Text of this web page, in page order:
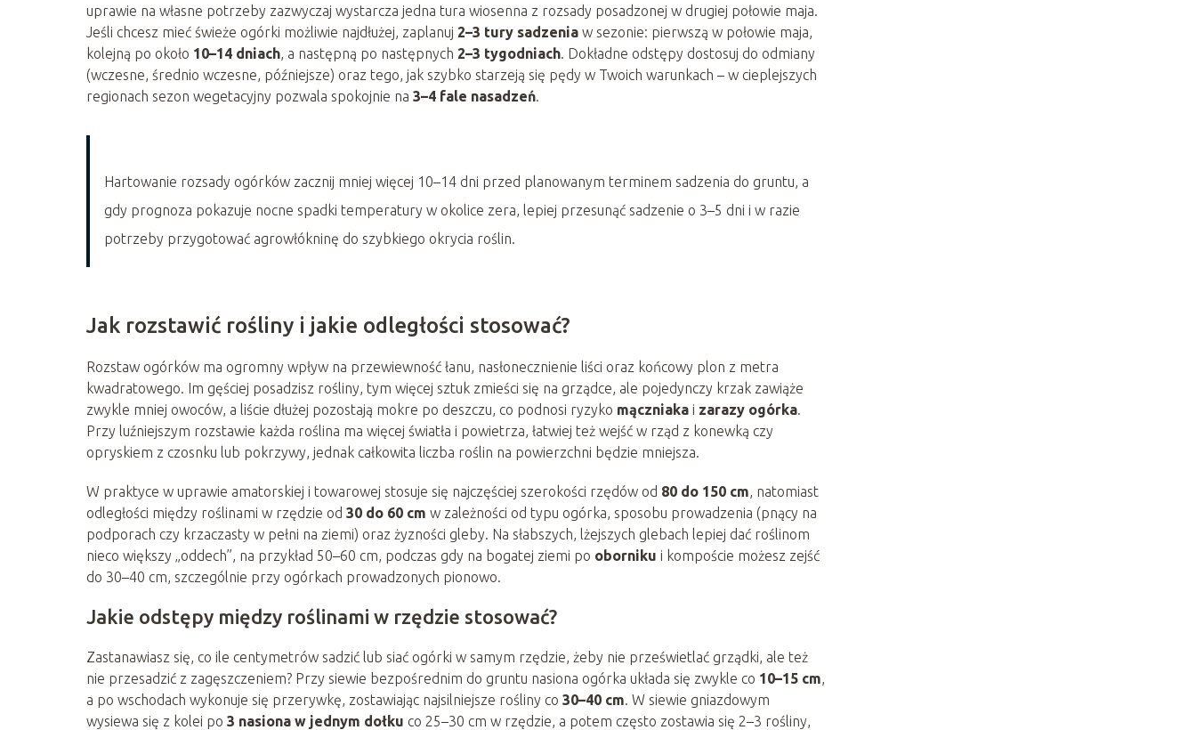
uprawie na własne potrzeby zazwyczaj wystarcza jedna tura wiosenna z rozsady posadzonej w drugiej połowie maja.
Jeśli chcesz mieć świeże ogórki możliwie najdłużej, zaplanuj 2–3 tury sadzenia w sezonie: pierwszą w połowie maja,
kolejną po około 10–14 dniach, a następną po następnych 2–3 tygodniach. Dokładne odstępy dostosuj do odmiany
(wczesne, średnio wczesne, późniejsze) oraz tego, jak szybko starzeją się pędy w Twoich warunkach – w cieplejszych
regionach sezon wegetacyjny pozwala spokojnie na 3–4 fale nasadzeń.
Hartowanie rozsady ogórków zacznij mniej więcej 10–14 dni przed planowanym terminem sadzenia do gruntu, a
gdy prognoza pokazuje nocne spadki temperatury w okolice zera, lepiej przesunąć sadzenie o 3–5 dni i w razie
potrzeby przygotować agrowłókninę do szybkiego okrycia roślin.
Jak rozstawić rośliny i jakie odległości stosować?
Rozstaw ogórków ma ogromny wpływ na przewiewność łanu, nasłonecznienie liści oraz końcowy plon z metra
kwadratowego. Im gęściej posadzisz rośliny, tym więcej sztuk zmieści się na grządce, ale pojedynczy krzak zawiąże
zwykle mniej owoców, a liście dłużej pozostają mokre po deszczu, co podnosi ryzyko mączniaka i zarazy ogórka.
Przy luźniejszym rozstawie każda roślina ma więcej światła i powietrza, łatwiej też wejść w rząd z konewką czy
opryskiem z czosnku lub pokrzywy, jednak całkowita liczba roślin na powierzchni będzie mniejsza.
W praktyce w uprawie amatorskiej i towarowej stosuje się najczęściej szerokości rzędów od 80 do 150 cm, natomiast
odległości między roślinami w rzędzie od 30 do 60 cm w zależności od typu ogórka, sposobu prowadzenia (pnący na
podporach czy krzaczasty w pełni na ziemi) oraz żyzności gleby. Na słabszych, lżejszych glebach lepiej dać roślinom
nieco większy „oddech”, na przykład 50–60 cm, podczas gdy na bogatej ziemi po oborniku i kompoście możesz zejść
do 30–40 cm, szczególnie przy ogórkach prowadzonych pionowo.
Jakie odstępy między roślinami w rzędzie stosować?
Zastanawiasz się, co ile centymetrów sadzić lub siać ogórki w samym rzędzie, żeby nie prześwietlać grządki, ale też
nie przesadzić z zagęszczeniem? Przy siewie bezpośrednim do gruntu nasiona ogórka układa się zwykle co 10–15 cm,
a po wschodach wykonuje się przerywkę, zostawiając najsilniejsze rośliny co 30–40 cm. W siewie gniazdowym
wysiewa się z kolei po 3 nasiona w jednym dołku co 25–30 cm w rzędzie, a potem często zostawia się 2–3 rośliny,